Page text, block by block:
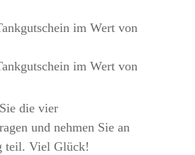
im Wert von
im Wert von
die vier
und nehmen Sie an
teil. Viel Glück!